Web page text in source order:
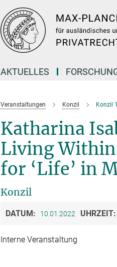
AKTUELLES
Veranstaltungen Konzil Konzil
Katharina
Living Within
for ‘Life’ in
Konzil
DATUM: 10.01.2022 UHRZEIT:
Interne Veranstaltung